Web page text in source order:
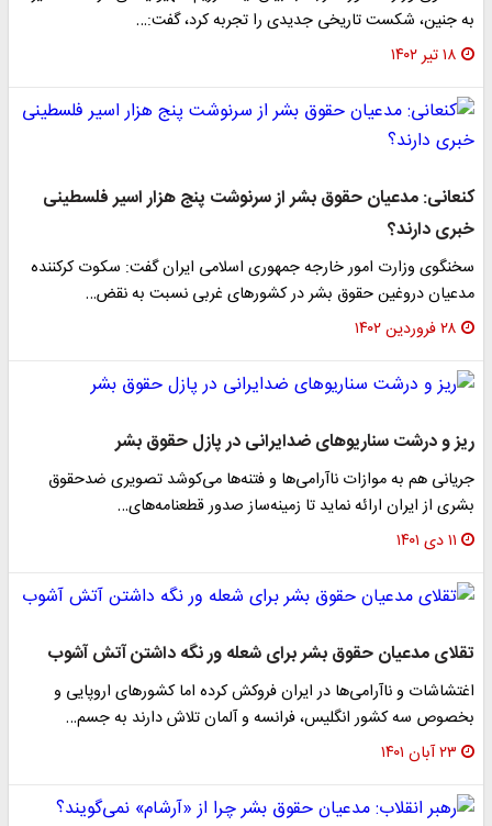
به جنین، شکست تاریخی جدیدی را تجربه کرد، گفت:…
۱۸ تیر ۱۴۰۲
کنعانی: مدعیان حقوق بشر از سرنوشت پنج هزار اسیر فلسطینی
خبری دارند؟
سخنگوی وزارت امور خارجه جمهوری اسلامی ایران گفت: سکوت کرکننده
مدعیان دروغین حقوق بشر در کشورهای غربی نسبت به نقض…
۲۸ فروردین ۱۴۰۲
ریز و درشت سناریوهای ضدایرانی در پازل حقوق بشر
جریانی هم به موازات ناآرامی‌ها و فتنه‌ها می‌کوشد تصویری ضدحقوق
بشری از ایران ارائه نماید تا زمینه‌ساز صدور قطعنامه‌های…
۱۱ دی ۱۴۰۱
تقلای مدعیان حقوق بشر برای شعله ور نگه داشتن آتش آشوب
اغتشاشات و ناآرامی‌ها در ایران فروکش کرده اما کشورهای اروپایی و
بخصوص سه کشور انگلیس، فرانسه و آلمان تلاش دارند به جسم…
۲۳ آبان ۱۴۰۱